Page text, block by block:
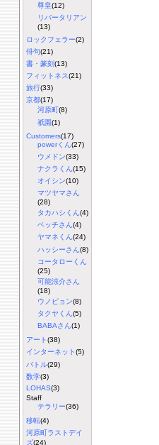
尊皇(12)
リバータリアン
(13)
ロックフェラー(2)
俳句(21)
書・篆刻(13)
フィットネス(21)
旅行(33)
京都(17)
河原町 (8)
祇園(1)
Customers(17)
powerくん (27)
ウメドン(33)
ナクラくん (15)
オイシン(10)
マツヤマさん
(28)
タカハシくん(4)
ベッチさん(4)
ヤマネくん(24)
ハッシーさん (8)
コータローくん
(25)
可能涼介さん
(18)
ウノピョン(8)
タクヤくん (5)
BABAさん (1)
アート(38)
インターネット(5)
バトル(29)
数学(3)
LOHAS(3)
Staff
テラリー(36)
移転(4)
河原町ラストデイ
ズ(24)